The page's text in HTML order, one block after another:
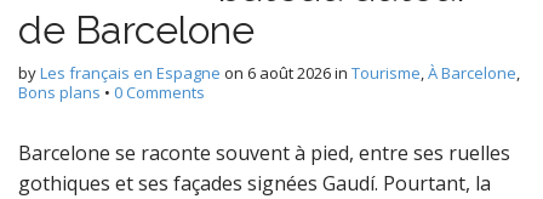
de Barcelone
byLes français en Espagne on 6 août 2026in Tourisme,À Barcelone,
Bons plans • 0 Comments
Barcelone se raconte souvent à pied, entre ses ruelles
gothiques et ses façades signées Gaudí. Pourtant, la